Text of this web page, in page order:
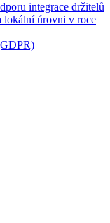
integrace držitelů
lokální úrovni v roce